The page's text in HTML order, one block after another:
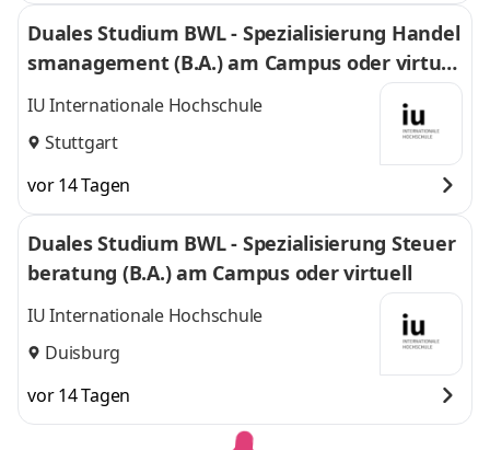
Duales Studium BWL - Spezialisierung Handel
smanagement (B.A.) am Campus oder virtuel
l
IU Internationale Hochschule
Stuttgart
vor 14 Tagen
Duales Studium BWL - Spezialisierung Steuer
beratung (B.A.) am Campus oder virtuell
IU Internationale Hochschule
Duisburg
vor 14 Tagen